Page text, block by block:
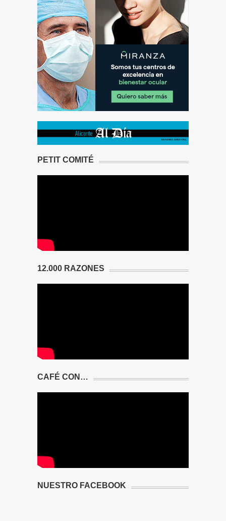
PETIT COMITÉ
12.000 RAZONES
CAFÉ CON…
NUESTRO FACEBOOK